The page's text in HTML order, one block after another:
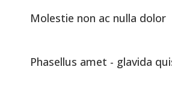
Molestie non ac nulla dolor
Phasellus amet - glavida